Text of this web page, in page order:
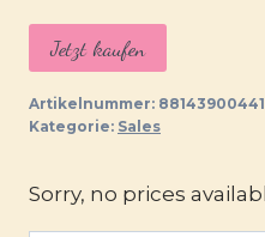
Preis
war:
95,95 €
Jetzt kaufen
Artikelnummer:
Kategorie: Sales
Sorry, no prices